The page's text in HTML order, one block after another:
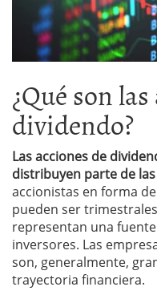
¿Qué son
dividendo?
Las acciones de
distribuyen parte de
accionistas en forma
pueden ser
representan una
inversores. Las
son, generalmente,
trayectoria financiera.